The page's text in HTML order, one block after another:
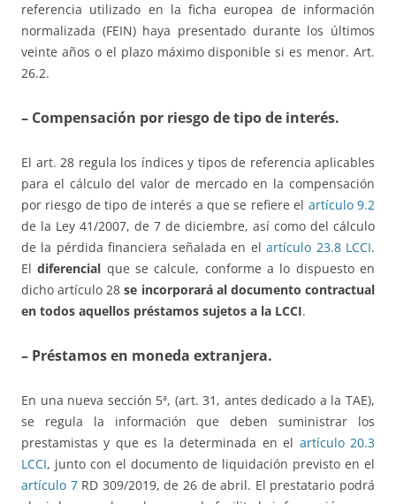
referencia utilizado en la ficha europea de información
normalizada (FEIN) haya presentado durante los últimos
veinte años o el plazo máximo disponible si es menor. Art.
26.2.
– Compensación por riesgo de tipo de interés.
El art. 28 regula los índices y tipos de referencia aplicables
para el cálculo del valor de mercado en la compensación
por riesgo de tipo de interés a que se refiere el artículo 9.2
de la Ley 41/2007, de 7 de diciembre, así como del cálculo
de la pérdida financiera señalada en elartículo 23.8 LCCI.
Eldiferencial que se calcule, conforme a lo dispuesto en
dicho artículo 28se incorporará al documento contractual
en todos aquellos préstamos sujetos a la LCCI.
– Préstamos en moneda extranjera.
En una nueva sección 5ª, (art. 31, antes dedicado a la TAE),
se regula la información que deben suministrar los
prestamistas y que es la determinada en el artículo 20.3
LCCI, junto con el documento de liquidación previsto en el
artículo 7RD 309/2019, de 26 de abril. El prestatario podrá